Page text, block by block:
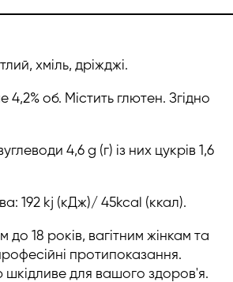
хміль, дріжджі.
об. Містить глютен. Згідно
4,6 g (г) із них цукрів 1,6
192 kj (кДж)/ 45kcal (ккал).
18 років, вагітним жінкам та
протипоказання.
для вашого здоров'я.